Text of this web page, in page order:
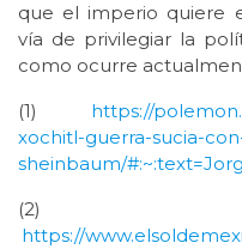
que el imperio quiere
vía de privilegiar la
como ocurre
(1)
https://
xochitl-guerra-sucia-
sheinbaum/
(2)
https://